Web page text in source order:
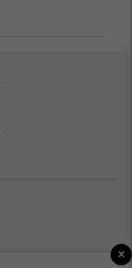
×